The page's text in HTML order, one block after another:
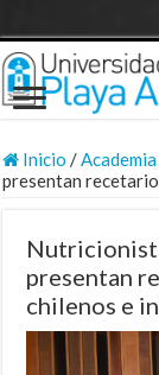
Inicio /Academia
presentan
presentan
chilenos e